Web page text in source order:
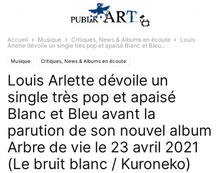
Accueil Musique Critiques, News & Albums en écoute
Louis
Arlette dévoile un single très pop et apaisé Blanc et Bleu...
Musique Critiques, News & Albums en écoute
Louis Arlette dévoile un
single très pop et apaisé
Blanc et Bleu avant la
parution de son nouvel album
Arbre de vie le 23 avril 2021
(Le bruit blanc / Kuroneko)